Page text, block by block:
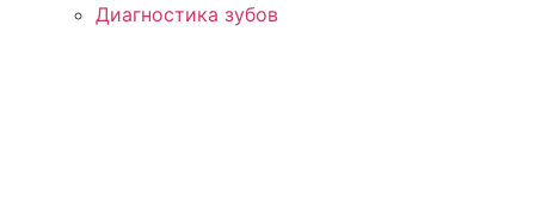
Диагностика зубов